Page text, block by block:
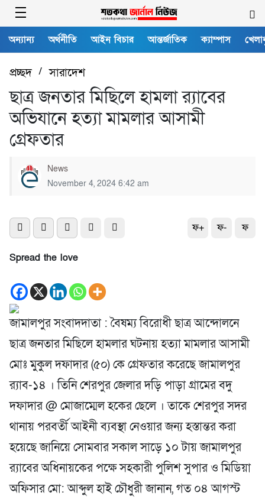
অন্যান্য অর্থনীতি আইন বিচার আন্তর্জাতিক ক্যাম্পাস
প্রচ্ছদ/সারাদেশ
ছাত্র জনতার মিছিলে হামলা র‍্যাবের
অভিযানে হত্যা মামলার আসামী
গ্রেফতার
News
November 4, 2024 6:42 am
ফ+ ফ- ফ
Spread the love
জামালপুর সংবাদদাতা : বৈষম্য বিরোধী ছাত্র আন্দোলনে
ছাত্র জনতার মিছিলে হামলার ঘটনায় হত্যা মামলার আসামী
মোঃ মুকুল দফাদার (৫০) কে গ্রেফতার করেছে জামালপুর
র‍্যাব-১৪ । তিনি শেরপুর জেলার দড়ি পাড়া গ্রামের বদু
দফাদার @ মোজাম্মেল হকের ছেলে । তাকে শেরপুর সদর
থানায় পরবর্তী আইনী ব্যবস্থা নেওয়ার জন্য হস্তান্তর করা
হয়েছে জানিয়ে সোমবার সকাল সাড়ে ১০ টায় জামালপুর
র‍্যাবের অধিনায়কের পক্ষে সহকারী পুলিশ সুপার ও মিডিয়া
অফিসার মো: আব্দুল হাই চৌধুরী জানান, গত ০৪ আগস্ট